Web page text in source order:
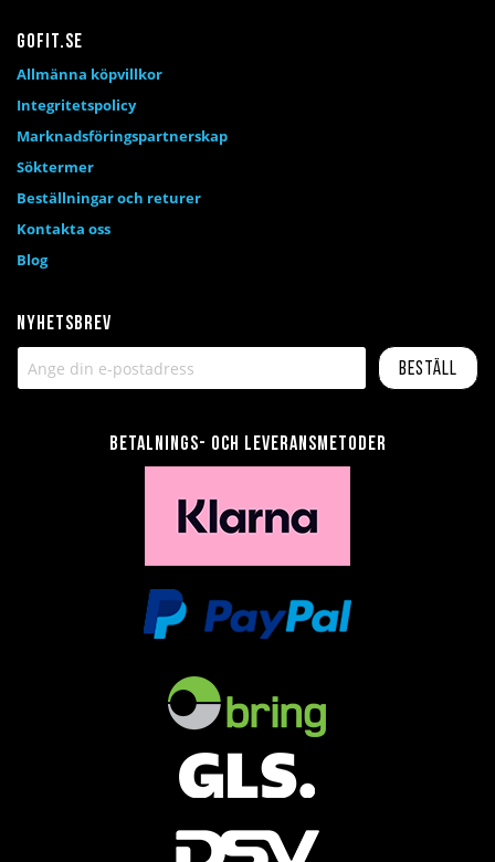
Nyhetsbrev
Beställ
Betalnings- och leveransmetoder
Gofit.se
Allmänna köpvillkor
Integritetspolicy
Marknadsföringspartnerskap
Söktermer
Beställningar och returer
Kontakta oss
Blog